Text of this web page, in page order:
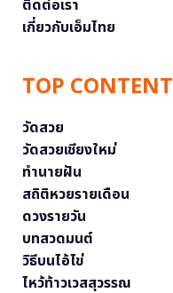
ติดต่อเรา
เกี่ยวกับเอ็มไทย
TOP CONTENT
วัดสวย
วัดสวยเชียงใหม่
ทำนายฝัน
สถิติหวยรายเดือน
ดวงรายวัน
บทสวดมนต์
วิธีบนไอ้ไข่
ไหว้ท้าวเวสสุวรรณ